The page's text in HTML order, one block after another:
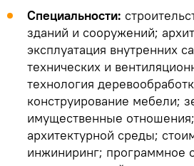
Специальности:
зданий и сооружений;
эксплуатация внутренних
технических и
технология
конструирование мебели;
имущественные
архитектурной среды;
инжиниринг; программное